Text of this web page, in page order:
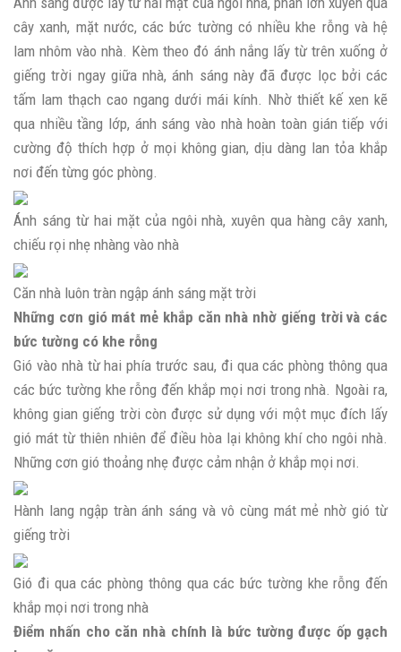
cây xanh, mặt nước, các bức tường có nhiều khe rỗng và hệ
lam nhôm vào nhà. Kèm theo đó ánh nắng lấy từ trên xuống ở
giếng trời ngay giữa nhà, ánh sáng này đã được lọc bởi các
tấm lam thạch cao ngang dưới mái kính. Nhờ thiết kế xen kẽ
qua nhiều tầng lớp, ánh sáng vào nhà hoàn toàn gián tiếp với
cường độ thích hợp ở mọi không gian, dịu dàng lan tỏa khắp
nơi đến từng góc phòng.
Ánh sáng từ hai mặt của ngôi nhà, xuyên qua hàng cây xanh,
chiếu rọi nhẹ nhàng vào nhà
Căn nhà luôn tràn ngập ánh sáng mặt trời
Những cơn gió mát mẻ khắp căn nhà nhờ giếng trời và các
bức tường có khe rỗng
Gió vào nhà từ hai phía trước sau, đi qua các phòng thông qua
các bức tường khe rỗng đến khắp mọi nơi trong nhà. Ngoài ra,
không gian giếng trời còn được sử dụng với một mục đích lấy
gió mát từ thiên nhiên để điều hòa lại không khí cho ngôi nhà.
Những cơn gió thoảng nhẹ được cảm nhận ở khắp mọi nơi.
Hành lang ngập tràn ánh sáng và vô cùng mát mẻ nhờ gió từ
giếng trời
Gió đi qua các phòng thông qua các bức tường khe rỗng đến
khắp mọi nơi trong nhà
Điểm nhấn cho căn nhà chính là bức tường được ốp gạch